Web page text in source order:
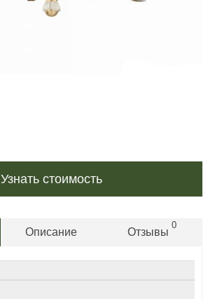
Узнать стоимость
Описание Отзывы
0